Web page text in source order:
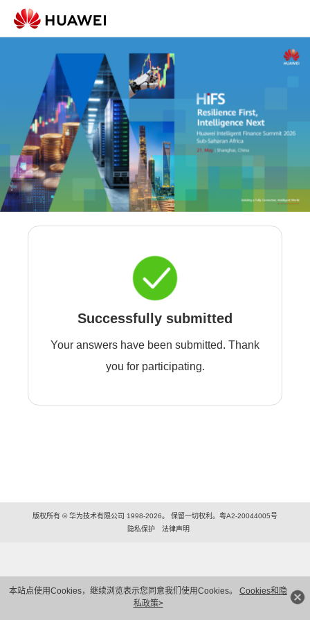
本站点使用Cookies，继续浏览表示您同意我们使用Cookies。 Cookies和隐
私政策>
Successfully submitted
Your answers have been submitted. Thank
you for participating.
版权所有 © 华为技术有限公司 1998-2026。 保留一切权利。粤A2-20044005号
隐私保护
法律声明